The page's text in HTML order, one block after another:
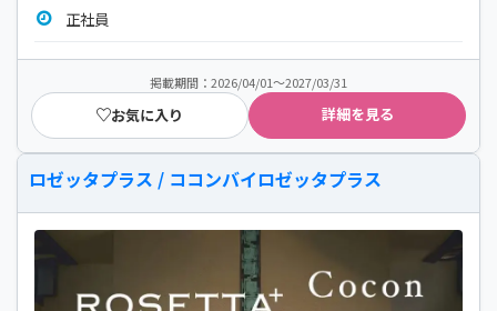
正社員
掲載期間：2026/04/01～2027/03/31
お気に入り 詳細を見る
ロゼッタプラス / ココンバイロゼッタプラス